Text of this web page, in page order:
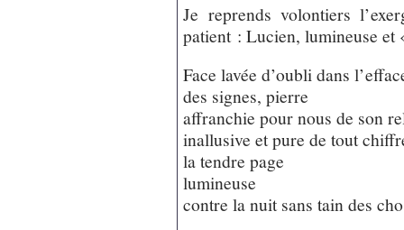
Je reprends volontiers
patient : Lucien, lumineuse
Face lavée d’oubli dans
des signes, pierre
affranchie pour nous de son
inallusive et pure de tout
la tendre page
lumineuse
contre la nuit sans tain des